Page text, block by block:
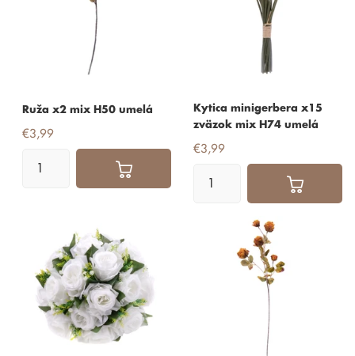
Ruža x2 mix H50 umelá
€3,99
Kytica minigerbera x15
zväzok mix H74 umelá
€3,99